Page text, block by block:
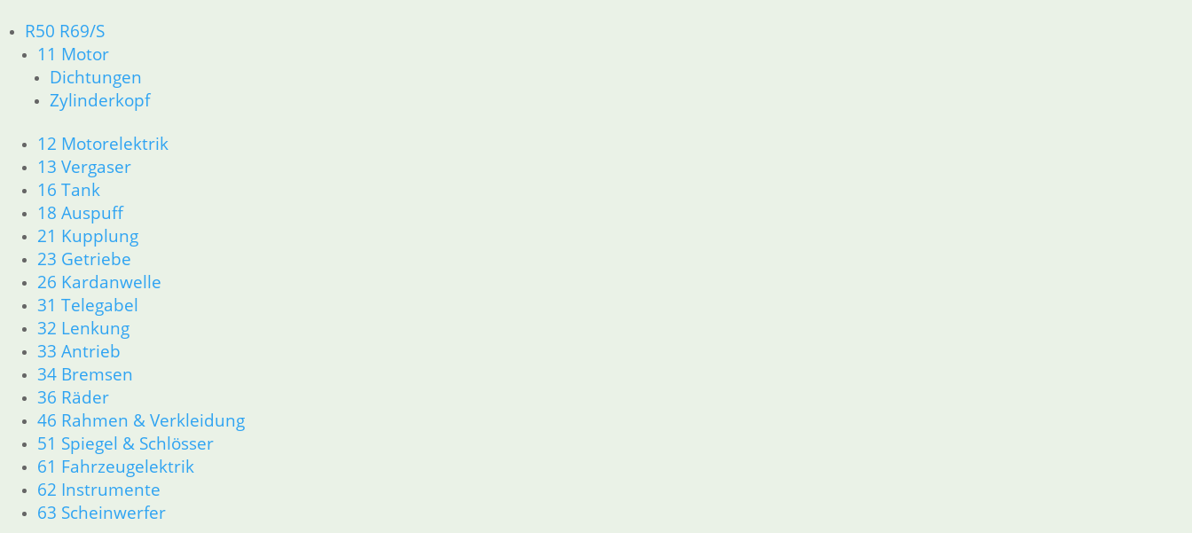
R50 R69/S
11 Motor
Dichtungen
Zylinderkopf
12 Motorelektrik
13 Vergaser
16 Tank
18 Auspuff
21 Kupplung
23 Getriebe
26 Kardanwelle
31 Telegabel
32 Lenkung
33 Antrieb
34 Bremsen
36 Räder
46 Rahmen & Verkleidung
51 Spiegel & Schlösser
61 Fahrzeugelektrik
62 Instrumente
63 Scheinwerfer
zzgl.
In den Warenkorb
Schaltgestänge mit Kugelkopf
19,50
inkl. MwSt.
zzgl.
In den Warenkorb
Zahnrad Kickstarter 11 Zähne
97,50
Artikelnummer: 1231671
inkl. MwSt.
In den Warenkorb
Kabelsatz Getriebeschalter
14,40€
Artikelnummer: 1358107